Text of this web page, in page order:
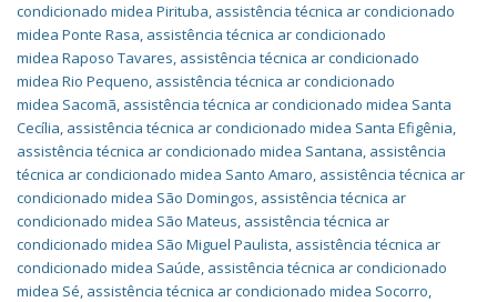
condicionado midea Pirituba, assistência técnica ar condicionado
midea Ponte Rasa, assistência técnica ar condicionado
midea Raposo Tavares, assistência técnica ar condicionado
midea Rio Pequeno, assistência técnica ar condicionado
midea Sacomã, assistência técnica ar condicionado midea Santa
Cecília, assistência técnica ar condicionado midea Santa Efigênia,
assistência técnica ar condicionado midea Santana, assistência
técnica ar condicionado midea Santo Amaro, assistência técnica ar
condicionado midea São Domingos, assistência técnica ar
condicionado midea São Mateus, assistência técnica ar
condicionado midea São Miguel Paulista, assistência técnica ar
condicionado midea Saúde, assistência técnica ar condicionado
midea Sé, assistência técnica ar condicionado midea Socorro,